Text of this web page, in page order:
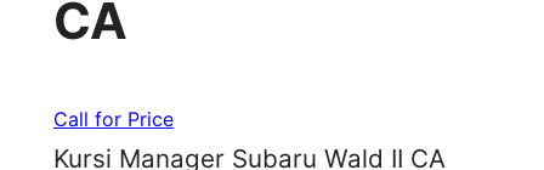
CA
Call for Price
Kursi Manager Subaru Wald II CA